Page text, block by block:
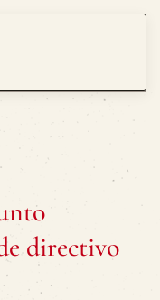
directivo